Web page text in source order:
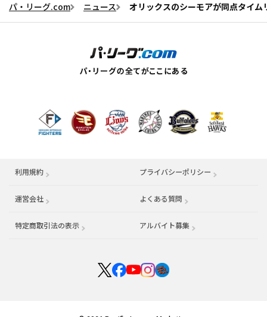
パ・リーグ.com ニュース オリックスのシーモアが同点タイ
利用規約 プライバシーポリシー
運営会社 （別ウィンドウで開く） よくある質問
特定商取引法の表示 アルバイト募集 （別ウィンドウで開く